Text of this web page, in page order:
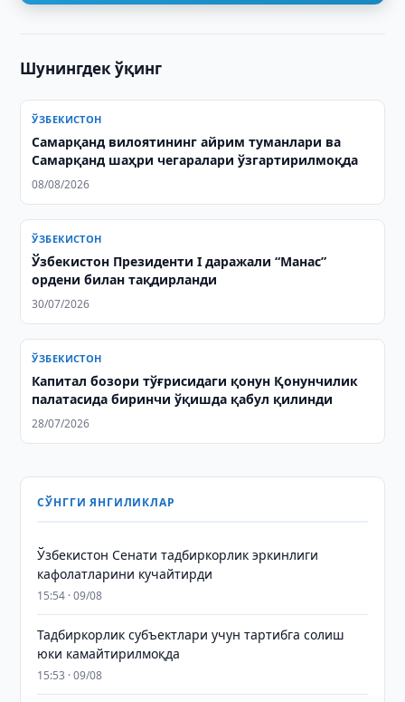
Шунингдек ўқинг
ЎЗБЕКИСТОН
Самарқанд вилоятининг айрим туманлари ва
Самарқанд шаҳри чегаралари ўзгартирилмоқда
08/08/2026
ЎЗБЕКИСТОН
Ўзбекистон Президенти I даражали “Манас”
ордени билан тақдирланди
30/07/2026
ЎЗБЕКИСТОН
Капитал бозори тўғрисидаги қонун Қонунчилик
палатасида биринчи ўқишда қабул қилинди
28/07/2026
СЎНГГИ ЯНГИЛИКЛАР
Ўзбекистон Сенати тадбиркорлик эркинлиги
кафолатларини кучайтирди
15:54 · 09/08
Тадбиркорлик субъектлари учун тартибга солиш
юки камайтирилмоқда
15:53 · 09/08